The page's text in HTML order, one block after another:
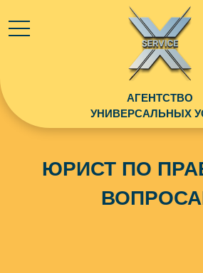
АГЕНТСТВО
УНИВЕРСАЛЬНЫХ
ЮРИСТ ПО